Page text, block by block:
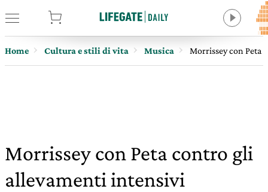
Home Cultura e stili di vita Musica Morrissey con Peta
Morrissey con Peta contro gli
allevamenti intensivi